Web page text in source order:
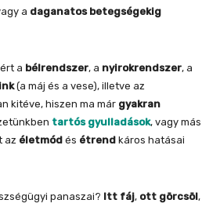
a daganatos betegségekig
a bélrendszer, a nyirokrendszer, a
(a máj és a vese), illetve az
kitéve, hiszen ma már gyakran
tartós gyulladások, vagy más
az életmód és étrend káros hatásai
panaszai? Itt fáj, ott görcsöl,